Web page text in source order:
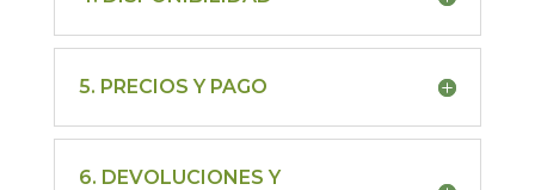
5. PRECIOS Y PAGO
6. DEVOLUCIONES Y